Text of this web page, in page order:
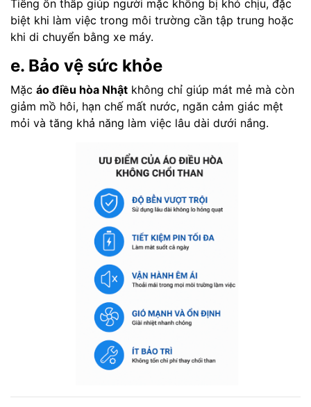
Tiếng ồn thấp giúp người mặc không bị khó chịu, đặc
biệt khi làm việc trong môi trường cần tập trung hoặc
khi di chuyển bằng xe máy.
e. Bảo vệ sức khỏe
Mặc áo điều hòa Nhật không chỉ giúp mát mẻ mà còn
giảm mồ hôi, hạn chế mất nước, ngăn cảm giác mệt
mỏi và tăng khả năng làm việc lâu dài dưới nắng.